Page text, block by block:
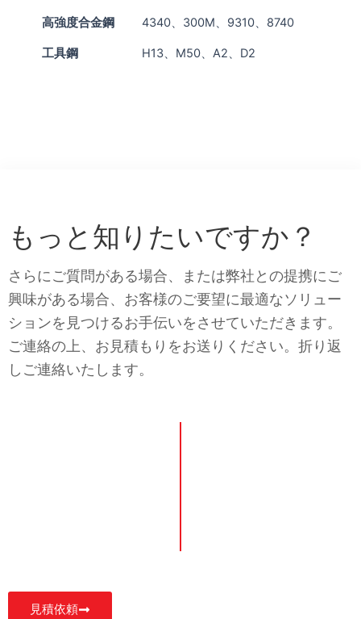
高強度合金鋼 4340、300M、9310、8740
工具鋼 H13、M50、A2、D2
もっと知りたいですか？
さらにご質問がある場合、または弊社との提携にご
興味がある場合、お客様のご要望に最適なソリュー
ションを見つけるお手伝いをさせていただきます。
ご連絡の上、お見積もりをお送りください。折り返
しご連絡いたします。
見積依頼